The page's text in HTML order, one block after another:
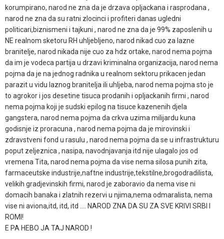
korumpirano, narod ne zna da je drzava opljackana i rasprodana ,
narod ne zna da su ratni zlocinci i profiteri danas ugledni
politicari,biznismeni i tajkuni , narod ne zna da je 99% zaposlenih u
NE realnom sketoru RH uhljebljeno, narod nikad cuo za lazne
branitelje, narod nikada nije cuo za hdz ortake, narod nema pojma
da im je vodeca partija u drzavi kriminalna organizacija, narod nema
pojma da je na jednog radnika u realnom sektoru prikacen jedan
parazit u vidu laznog branitelja ili uhljeba, narod nema pojma sto je
to agrokor i jos desetine tisuca prodanih i opljackanih firmi , narod
nema pojma koji je sudski epilog na tisuce kazenenih djela
gangstera, narod nema pojma da crkva uzima milijardu kuna
godisnje iz proracuna , narod nema pojma da je mirovinski i
zdravstveni fond u rasulu , narod nema pojma da se u infrastrukturu
poput zeljeznica , nasipa, navodnjavanja itd nije ulagalo jos od
vremena Tita, narod nema pojma da vise nema silosa punih zita,
farmaceutske industrije,naftne industrije,tekstilne,brogodradilista,
velikih gradjevinskih firmi, narod je zaboravio da nema vise ni
domacih banaka i zlatnih rezervi u njima,nema odmaralista, nema
vise ni aviona,itd, itd, itd .... NAROD ZNA DA SU ZA SVE KRIVI SRBI I
ROMI!
E PA HEBO JA TAJ NAROD !